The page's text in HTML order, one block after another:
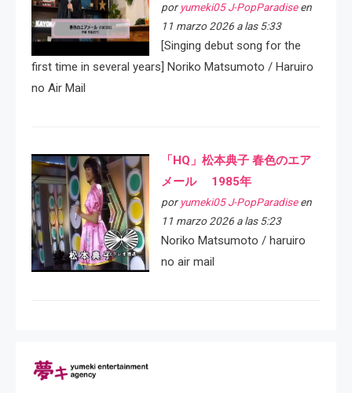
por yumeki05 J-PopParadiseen
11 marzo 2026 a las 5:33
[Singing debut song for the
first time in several years] Noriko Matsumoto / Haruiro
no Air Mail
「HQ」松本典子 春色のエア
メール 1985年
por yumeki05 J-PopParadiseen
11 marzo 2026 a las 5:23
Noriko Matsumoto / haruiro
no air mail